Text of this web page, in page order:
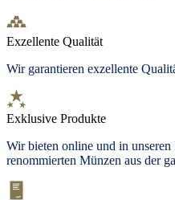
Exzellente Qualität
Wir garantieren exzellente
Exklusive Produkte
Wir bieten online und in
renommierten Münzen aus der